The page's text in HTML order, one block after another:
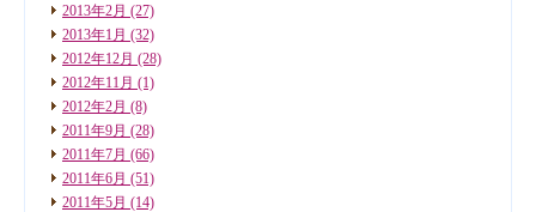
2013年2月 (27)
2013年1月 (32)
2012年12月 (28)
2012年11月 (1)
2012年2月 (8)
2011年9月 (28)
2011年7月 (66)
2011年6月 (51)
2011年5月 (14)